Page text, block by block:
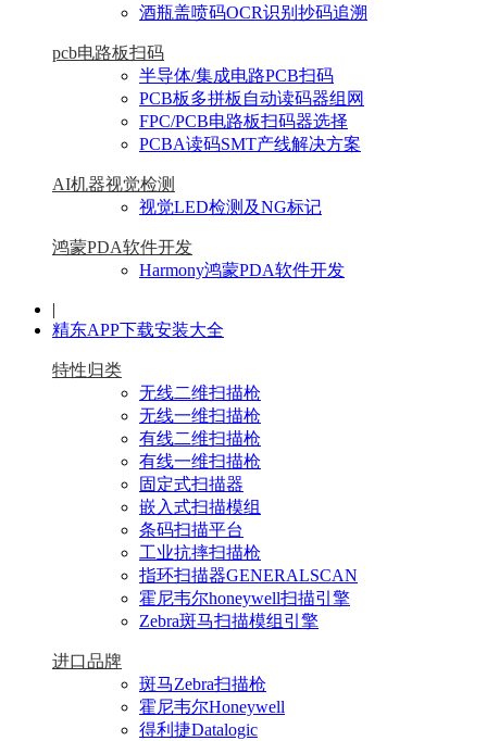
酒瓶盖喷码OCR识别抄码追溯
pcb电路板扫码
半导体/集成电路PCB扫码
PCB板多拼板自动读码器组网
FPC/PCB电路板扫码器选择
PCBA读码SMT产线解决方案
AI机器视觉检测
视觉LED检测及NG标记
鸿蒙PDA软件开发
Harmony鸿蒙PDA软件开发
|
精东APP下载安装大全
特性归类
无线二维扫描枪
无线一维扫描枪
有线二维扫描枪
有线一维扫描枪
固定式扫描器
嵌入式扫描模组
条码扫描平台
工业抗摔扫描枪
指环扫描器GENERALSCAN
霍尼韦尔honeywell扫描引擎
Zebra斑马扫描模组引擎
进口品牌
斑马Zebra扫描枪
霍尼韦尔Honeywell
得利捷Datalogic